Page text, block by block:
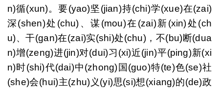
n)循(xun)。要(yao)坚(jian)持(chi)学(xue)在(zai)
深(shen)处(chu)、谋(mou)在(zai)新(xin)处(ch
u)、干(gan)在(zai)实(shi)处(chu)，不(bu)断(dua
n)增(zeng)进(jin)对(dui)习(xi)近(jin)平(ping)新(xi
n)时(shi)代(dai)中(zhong)国(guo)特(te)色(se)社
(she)会(hui)主(zhu)义(yi)思(si)想(xiang)的(de)政